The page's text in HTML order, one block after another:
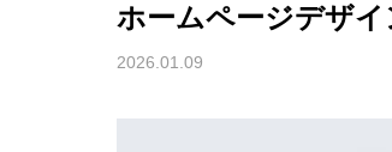
ホームページデザ
2026.01.09